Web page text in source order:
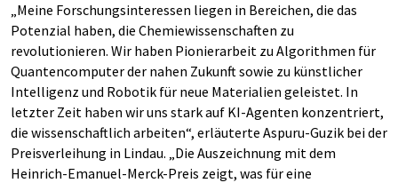
„Meine Forschungsinteressen liegen in Bereichen, die das
Potenzial haben, die Chemiewissenschaften zu
revolutionieren. Wir haben Pionierarbeit zu Algorithmen für
Quantencomputer der nahen Zukunft sowie zu künstlicher
Intelligenz und Robotik für neue Materialien geleistet. In
letzter Zeit haben wir uns stark auf KI-Agenten konzentriert,
die wissenschaftlich arbeiten“, erläuterte Aspuru-Guzik bei der
Preisverleihung in Lindau. „Die Auszeichnung mit dem
Heinrich-Emanuel-Merck-Preis zeigt, was für eine